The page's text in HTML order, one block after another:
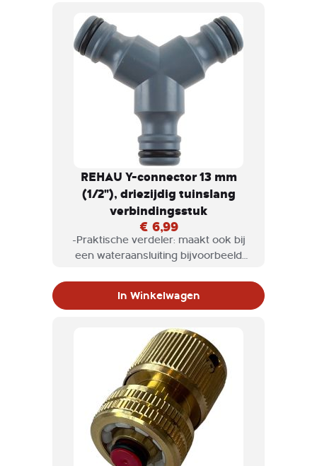
REHAU Y-connector 13 mm
(1/2"), driezijdig tuinslang
verbindingsstuk
€ 6,99
-Praktische verdeler: maakt ook bij
een wateraansluiting bijvoorbeeld
eenvoudige aansluiting van
tuinaccessoires
In Winkelwagen